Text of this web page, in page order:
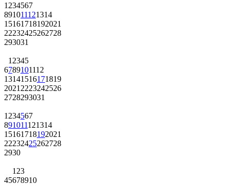
1 234567
891011121314
15161718192021
22232425262728
293031
1 2345
6789101112
13141516171819
2021 2223242526
2728293031
1 234567
891011121314
15161718192021
22232425262728
2930
1 23
45678910